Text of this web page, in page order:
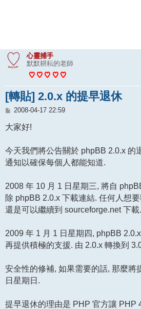
心靈捕手
默默耕耘的老師
[轉貼] 2.0.x 的提早退休
文
2008-04-17 22:59
大家好!
今天我們將公告關於 phpBB 2.0.x 的
通知以確保每個人都能知道.
2008 年 10 月 1 日星期三, 將自
除 phpBB 2.0.x 下載連結. 任何人想
還是可以繼續到 sourceforge.net 下載.
2009 年 1 月 1 日星期四, phpBB
再提供積極的支援. 由 2.0.x 轉換到
安全性的修補, 如果需要的話, 那麼將
日星期日.
提早退休的理由是 PHP 官方讓 PHP